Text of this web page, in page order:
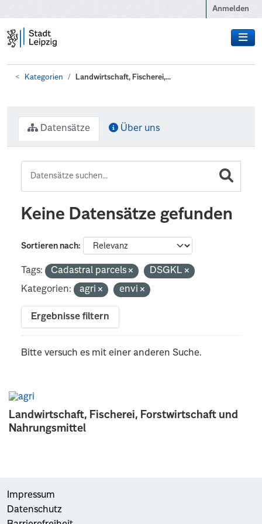
Anmelden
Kategorien Landwirtschaft, Fischerei,...
Landwirtschaft, Fischerei, Forstwirtschaft und
Nahrungsmittel
Datensätze Über uns
Keine Datensätze gefunden
Sortieren nach
Tags: Cadastral parcels
DSGKL
Kategorien:
agri envi
Ergebnisse filtern
Bitte versuch es mit einer anderen Suche.
Impressum
Datenschutz